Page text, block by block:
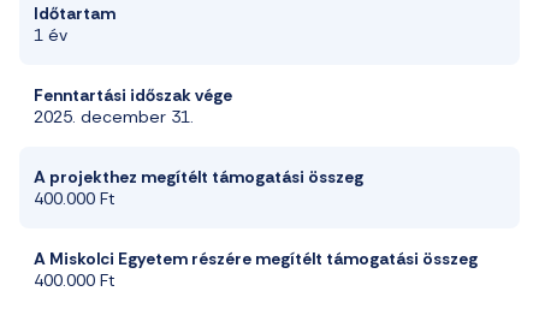
Időtartam
1 év
Fenntartási időszak vége
2025. december 31.
A projekthez megítélt támogatási összeg
400.000 Ft
A Miskolci Egyetem részére megítélt támogatási összeg
400.000 Ft